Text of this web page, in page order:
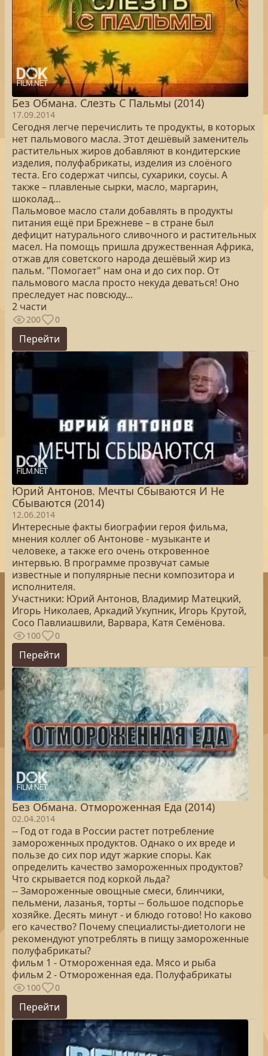
Без Обмана. Слезть С Пальмы (2014)
17.09.2014
Сегодня легче перечислить те продукты, в которых
нет пальмового масла. Этот дешёвый заменитель
растительных жиров добавляют в кондитерские
изделия, полуфабрикаты, изделия из слоёного
теста. Его содержат чипсы, сухарики, соусы. А
также – плавленые сырки, масло, маргарин,
шоколад…
Пальмовое масло стали добавлять в продукты
питания ещё при Брежневе – в стране был
дефицит натурального сливочного и растительных
масел. На помощь пришла дружественная Африка,
отжав для советского народа дешёвый жир из
пальм. "Помогает" нам она и до сих пор. От
пальмового масла просто некуда деваться! Оно
преследует нас повсюду...
2 части
200 0
Перейти
Юрий Антонов. Мечты Сбываются И Не
Сбываются (2014)
12.06.2014
Интересные факты биографии героя фильма,
мнения коллег об Антонове - музыканте и
человеке, а также его очень откровенное
интервью. В программе прозвучат самые
известные и популярные песни композитора и
исполнителя.
Участники: Юрий Антонов, Владимир Матецкий,
Игорь Николаев, Аркадий Укупник, Игорь Крутой,
Сосо Павлиашвили, Варвара, Катя Семёнова.
100 0
Перейти
Без Обмана. Отмороженная Еда (2014)
02.04.2014
-- Год от года в России растет потребление
замороженных продуктов. Однако о их вреде и
пользе до сих пор идут жаркие споры. Как
определить качество замороженных продуктов?
Что скрывается под коркой льда?
-- Замороженные овощные смеси, блинчики,
пельмени, лазанья, торты -- большое подспорье
хозяйке. Десять минут - и блюдо готово! Но каково
его качество? Почему специалисты-диетологи не
рекомендуют употреблять в пищу замороженные
полуфабрикаты?
фильм 1 - Отмороженная еда. Мясо и рыба
фильм 2 - Отмороженная еда. Полуфабрикаты
100 0
Перейти